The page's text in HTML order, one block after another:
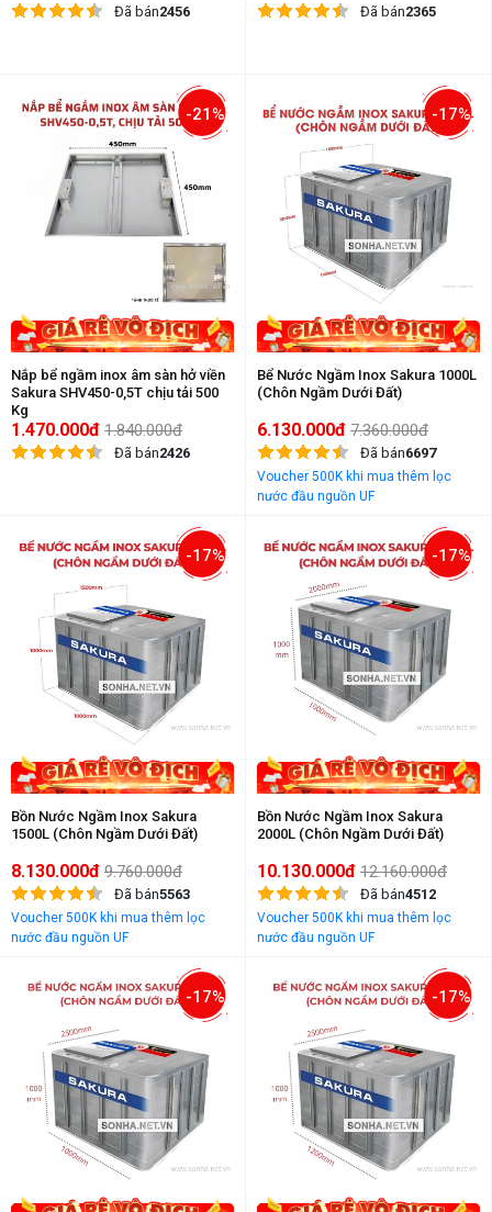
Đã bán2456 Đã bán2365
-21%
Nắp bể ngầm inox âm sàn hở viền
Sakura SHV450-0,5T chịu tải 500
Kg
1.470.000đ 1.840.000đ
Đã bán2426
-17%
Bể Nước Ngầm Inox Sakura 1000L
(Chôn Ngầm Dưới Đất)
6.130.000đ 7.360.000đ
Đã bán6697
Voucher 500K khi mua thêm lọc
nước đầu nguồn UF
-17%
Bồn Nước Ngầm Inox Sakura
1500L (Chôn Ngầm Dưới Đất)
8.130.000đ 9.760.000đ
Đã bán5563
Voucher 500K khi mua thêm lọc
nước đầu nguồn UF
-17%
Bồn Nước Ngầm Inox Sakura
2000L (Chôn Ngầm Dưới Đất)
10.130.000đ 12.160.000đ
Đã bán4512
Voucher 500K khi mua thêm lọc
nước đầu nguồn UF
-17% -17%